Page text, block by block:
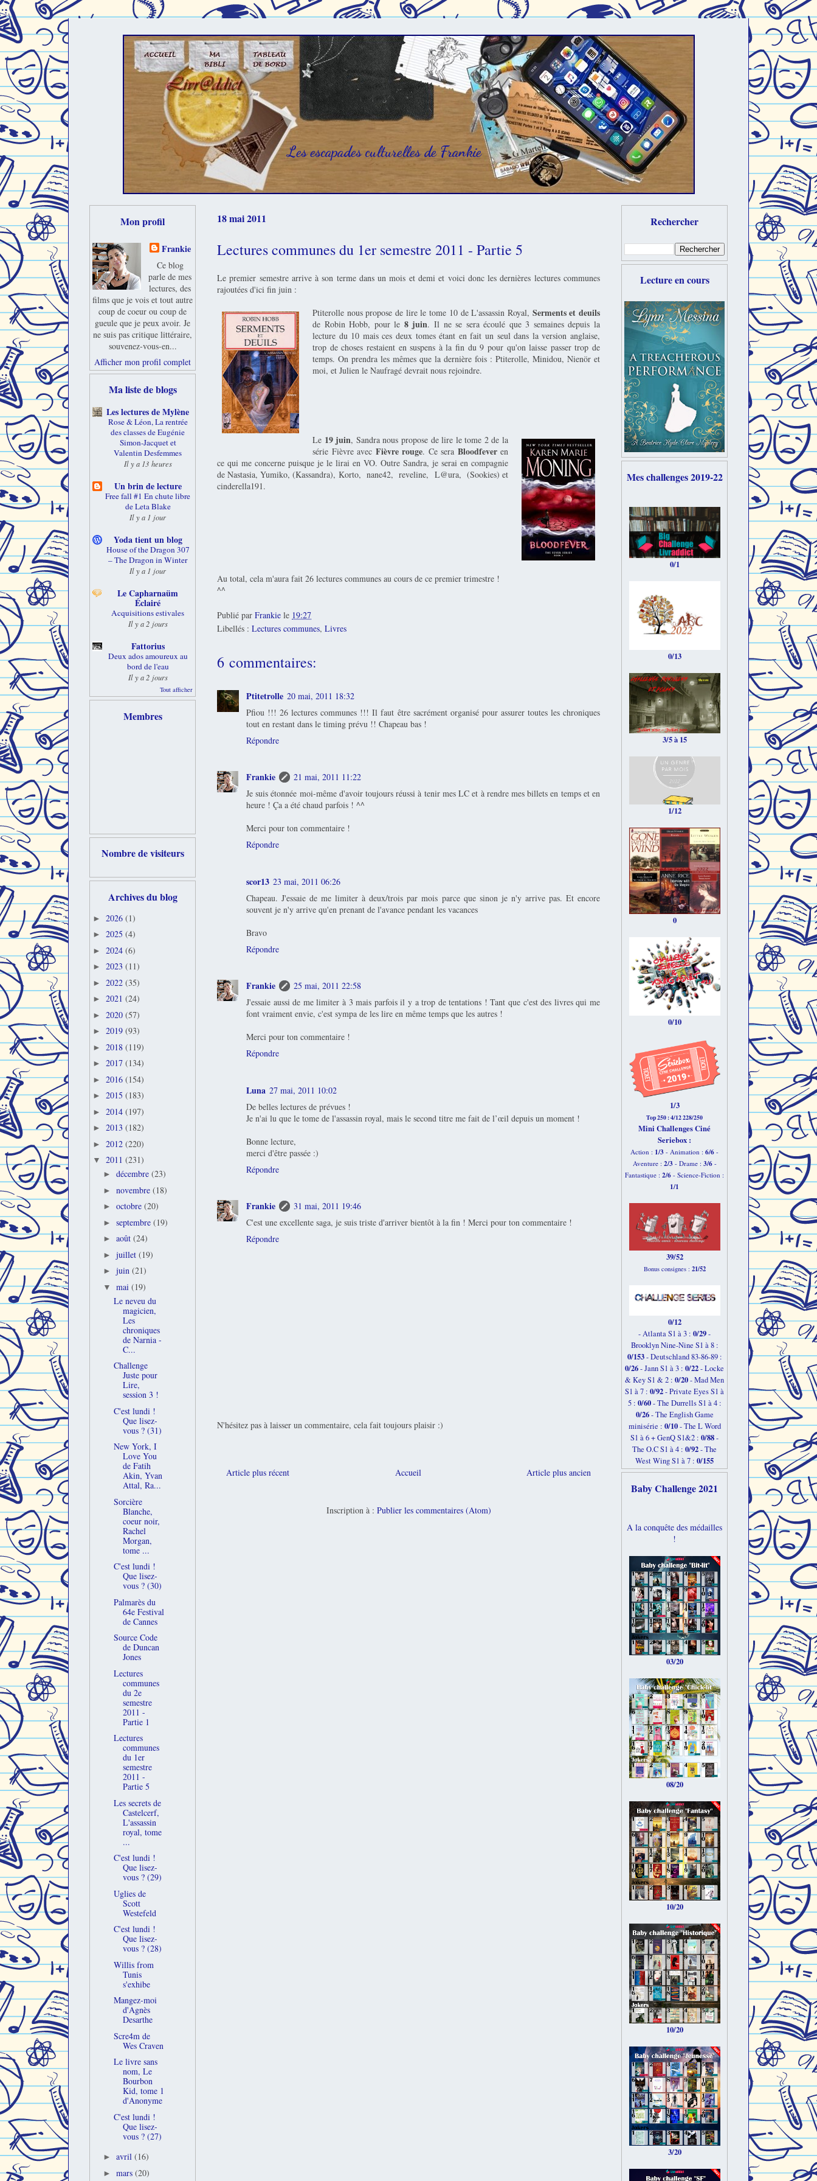
Les escapades culturelles de Frankie
18 mai 2011
Lectures communes du 1er semestre 2011 - Partie 5
Le premier semestre arrive à son terme dans un mois et demi et voici donc les dernières lectures communes
rajoutées d'ici fin juin :
Ptiterolle nous propose de lire le tome 10 de L'assassin Royal, Serments et deuils
de Robin Hobb, pour le 8 juin. Il ne se sera écoulé que 3 semaines depuis la
lecture du 10 mais ces deux tomes étant en fait un seul dans la version anglaise,
trop de choses restaient en suspens à la fin du 9 pour qu'on laisse passer trop de
temps. On prendra les mêmes que la dernière fois : Ptiterolle, Minidou, Nienör et
moi, et Julien le Naufragé devrait nous rejoindre.
Le 19 juin, Sandra nous propose de lire le tome 2 de la
série Fièvre avec Fièvre rouge. Ce sera Bloodfeveren
ce qui me concerne puisque je le lirai en VO. Outre Sandra, je serai en compagnie
de Nastasia, Yumiko, (Kassandra), Korto, nane42, reveline, L@ura, (Sookies) et
cinderella191.
Au total, cela m'aura fait 26 lectures communes au cours de ce premier trimestre !
^^
Publié par Frankie le 19:27
Libellés : Lectures communes, Livres
6 commentaires:
Ptitetrolle 20 mai, 2011 18:32
Pfiou !!! 26 lectures communes !!! Il faut être sacrément organisé pour assurer toutes les chroniques
tout en restant dans le timing prévu !! Chapeau bas !
Répondre
Frankie
21 mai, 2011 11:22
Je suis étonnée moi-même d'avoir toujours réussi à tenir mes LC et à rendre mes billets en temps et en
heure ! Ça a été chaud parfois ! ^^
Merci pour ton commentaire !
Répondre
scor13 23 mai, 2011 06:26
Chapeau. J'essaie de me limiter à deux/trois par mois parce que sinon je n'y arrive pas. Et encore
souvent je n'y arrive qu'en prenant de l'avance pendant les vacances
Bravo
Répondre
Frankie
25 mai, 2011 22:58
J'essaie aussi de me limiter à 3 mais parfois il y a trop de tentations ! Tant que c'est des livres qui me
font vraiment envie, c'est sympa de les lire en même temps que les autres !
Merci pour ton commentaire !
Répondre
Luna 27 mai, 2011 10:02
De belles lectures de prévues !
Je n'ai lu que le tome de l'assassin royal, mais le second titre me fait de l’œil depuis un moment !
Bonne lecture,
merci d'être passée :)
Répondre
Frankie
31 mai, 2011 19:46
C'est une excellente saga, je suis triste d'arriver bientôt à la fin ! Merci pour ton commentaire !
Répondre
N'hésitez pas à laisser un commentaire, cela fait toujours plaisir :)
Article plus récent Article plus ancien
Accueil
Inscription à : Publier les commentaires (Atom)
Mon profil
Frankie
Ce blog
parle de mes
lectures, des
films que je vois et tout autre
coup de coeur ou coup de
gueule que je peux avoir. Je
ne suis pas critique littéraire,
souvenez-vous-en...
Afficher mon profil complet
Ma liste de blogs
Les lectures de Mylène
Rose & Léon, La rentrée
des classes de Eugénie
Simon-Jacquet et
Valentin Desfemmes
Il y a 13 heures
Un brin de lecture
Free fall #1 En chute libre
de Leta Blake
Il y a 1 jour
Yoda tient un blog
House of the Dragon 307
– The Dragon in Winter
Il y a 1 jour
Le Capharnaüm
Éclairé
Acquisitions estivales
Il y a 2 jours
Fattorius
Deux ados amoureux au
bord de l'eau
Il y a 2 jours
Tout afficher
Membres
Nombre de visiteurs
Archives du blog
► 2026 (1)
► 2025 (4)
► 2024 (6)
► 2023 (11)
► 2022 (35)
► 2021 (24)
► 2020 (57)
► 2019 (93)
► 2018 (119)
► 2017 (134)
► 2016 (154)
► 2015 (183)
► 2014 (197)
► 2013 (182)
► 2012 (220)
▼ 2011 (231)
► décembre (23)
► novembre (18)
► octobre (20)
► septembre (19)
► août (24)
► juillet (19)
► juin (21)
▼ mai (19)
Le neveu du
magicien,
Les
chroniques
de Narnia -
C...
Challenge
Juste pour
Lire,
session 3 !
C'est lundi !
Que lisez-
vous ? (31)
New York, I
Love You
de Fatih
Akin, Yvan
Attal, Ra...
Sorcière
Blanche,
coeur noir,
Rachel
Morgan,
tome ...
C'est lundi !
Que lisez-
vous ? (30)
Palmarès du
64e Festival
de Cannes
Source Code
de Duncan
Jones
Lectures
communes
du 2e
semestre
2011 -
Partie 1
Lectures
communes
du 1er
semestre
2011 -
Partie 5
Les secrets de
Castelcerf,
L'assassin
royal, tome
...
C'est lundi !
Que lisez-
vous ? (29)
Uglies de
Scott
Westefeld
C'est lundi !
Que lisez-
vous ? (28)
Willis from
Tunis
s'exhibe
Mangez-moi
d'Agnès
Desarthe
Scre4m de
Wes Craven
Le livre sans
nom, Le
Bourbon
Kid, tome 1
d'Anonyme
C'est lundi !
Que lisez-
vous ? (27)
► avril (16)
► mars (20)
Rechercher
Lecture en cours
Mes challenges 2019-22
0/1
0/13
3/5 à 15
1/12
0
0/10
1/3
Top 250 : 4/12 228/250
Mini Challenges Ciné
Seriebox :
Action : 1/3 - Animation : 6/6 -
Aventure : 2/3- Drame : 3/6-
Fantastique : 2/6 - Science-Fiction :
1/1
39/52
Bonus consignes : 21/52
0/12
- Atlanta S1 à 3 : 0/29-
Brooklyn Nine-Nine S1 à 8 :
0/153- Deutschland 83-86-89 :
0/26-Jann S1 à 3 : 0/22- Locke
& Key S1 & 2 : 0/20- Mad Men
S1 à 7 : 0/92- Private Eyes S1 à
5 : 0/60- The Durrells S1 à 4 :
0/26- The English Game
minisérie : 0/10- The L Word
S1 à 6 + GenQ S1&2 : 0/88-
The O.C S1 à 4 : 0/92- The
West Wing S1 à 7 : 0/155
Baby Challenge 2021
A la conquête des médailles
!
03/20
08/20
10/20
10/20
3/20